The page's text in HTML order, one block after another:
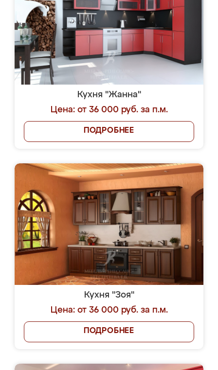
Кухня "Жанна"
Цена: от 36 000 руб. за п.м.
ПОДРОБНЕЕ
Кухня "Зоя"
Цена: от 36 000 руб. за п.м.
ПОДРОБНЕЕ